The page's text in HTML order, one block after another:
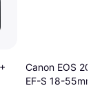
Canon EOS
EF-S 18-